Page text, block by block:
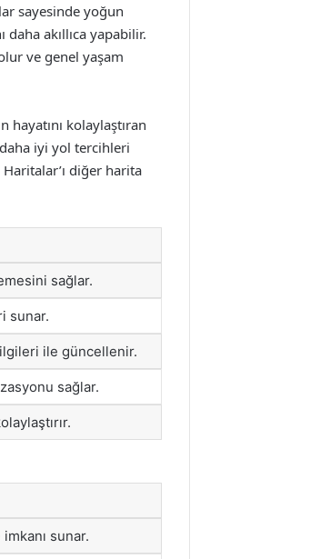
sayesinde yoğun
akıllıca yapabilir.
ve genel yaşam
kolaylaştıran
iyi yol tercihleri
diğer harita
sağlar.
sunar.
ile güncellenir.
sağlar.
sunar.